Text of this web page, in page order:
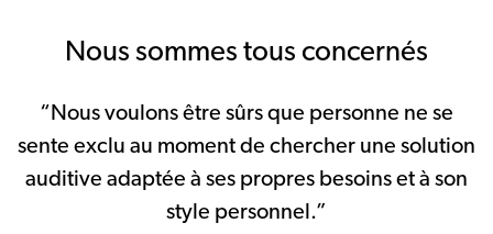
Nous sommes tous concernés
“Nous voulons être sûrs que personne ne se
sente exclu au moment de chercher une solution
auditive adaptée à ses propres besoins et à son
style personnel.”